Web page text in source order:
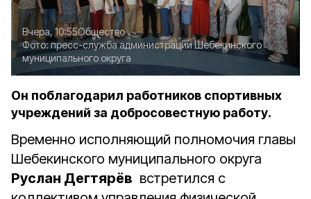
Вчера, 10:55Общество
Фото:пресс-служба администрации Шебекинского
муниципального округа
Он поблагодарил работников спортивных
учреждений за добросовестную работу.
Временно исполняющий полномочия главы
Шебекинского муниципального округа
Руслан Дегтярёв встретился с